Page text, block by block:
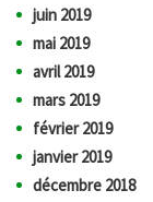
juin 2019
mai 2019
avril 2019
mars 2019
février 2019
janvier 2019
décembre 2018